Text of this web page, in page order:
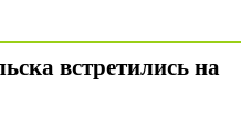
встретились на